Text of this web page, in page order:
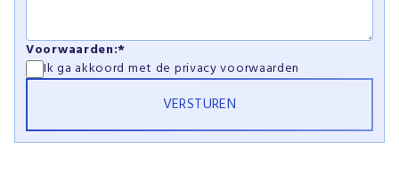
Voorwaarden:*
Ik ga akkoord met de privacy voorwaarden